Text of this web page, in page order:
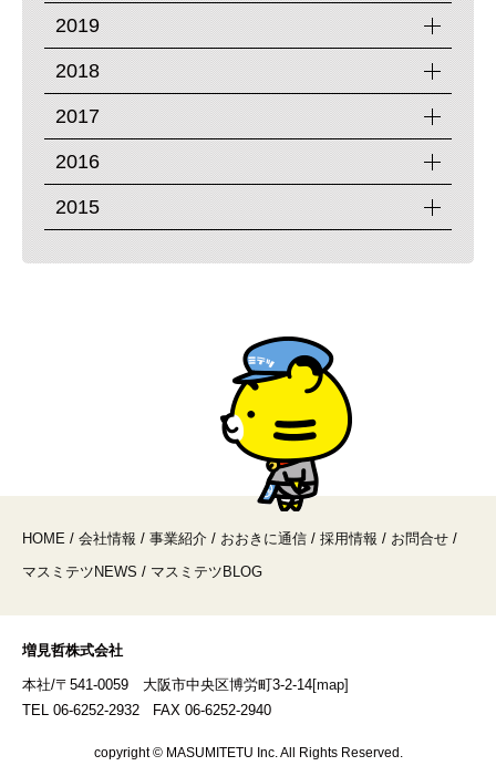
2019
2018
2017
2016
2015
HOME / 会社情報 / 事業紹介 / おおきに通信 / 採用情報 / お問合せ /
マスミテツNEWS / マスミテツBLOG
増見哲株式会社
本社/〒541-0059 大阪市中央区博労町3-2-14[map]
TEL 06-6252-2932 FAX 06-6252-2940
copyright © MASUMITETU Inc. All Rights Reserved.